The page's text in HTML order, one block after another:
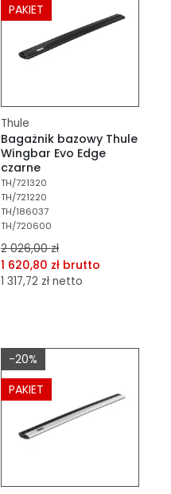
PAKIET
Thule
Bagażnik bazowy Thule
Wingbar Evo Edge
czarne
TH/721320
TH/721220
TH/186037
TH/720600
2 026,00 zł
1 620,80 zł brutto
1 317,72 zł netto
Do koszyka
-20%
PAKIET